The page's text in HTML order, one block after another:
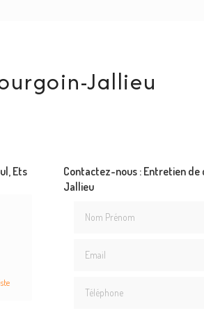
Jallieu
Ets
Contactez-nous : Entretien
Jallieu